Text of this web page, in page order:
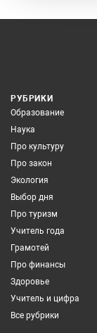
РУБРИКИ
Образование
Наука
Про культуру
Про закон
Экология
Выбор дня
Про туризм
Учитель года
Грамотей
Про финансы
Здоровье
Учитель и цифра
Все рубрики